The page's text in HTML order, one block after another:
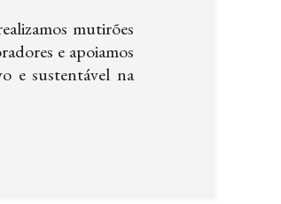
mutirões
e apoiamos
e sustentável na